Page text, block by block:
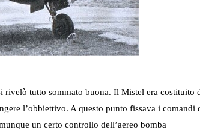
rivelò tutto sommato buona. Il Mistel era costituito
l’obbiettivo. A questo punto fissava i
un certo controllo dell’aereo bomba